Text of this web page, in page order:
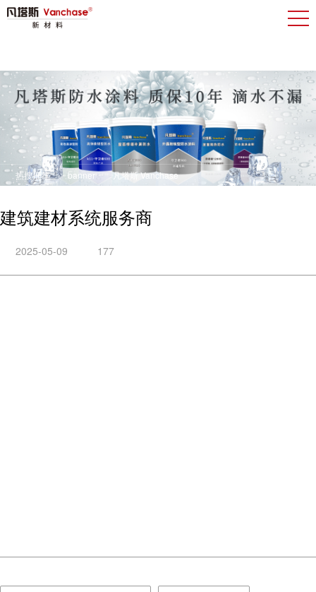
热搜推荐 banner 凡塔斯 Vanchase
建筑建材系统服务商
2025-05-09 177